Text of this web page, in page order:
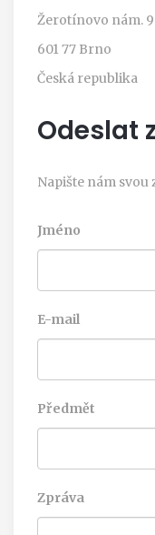
Žerotínovo nám. 9
601 77 Brno
Česká republika
Odeslat
Napište nám
Jméno
E-mail
Předmět
Zpráva